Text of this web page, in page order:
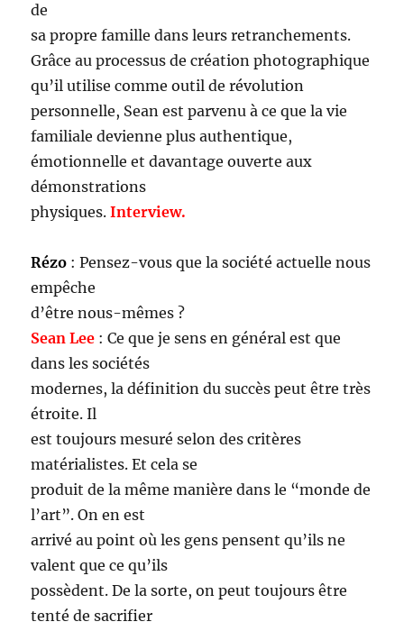
de
sa propre famille dans leurs retranchements.
Grâce au processus de création photographique
qu’il utilise comme outil de révolution
personnelle, Sean est parvenu à ce que la vie
familiale devienne plus authentique,
émotionnelle et davantage ouverte aux
démonstrations
physiques.Interview.
Rézo : Pensez-vous que la société actuelle nous
empêche
d’être nous-mêmes ?
Sean Lee : Ce que je sens en général est que
dans les sociétés
modernes, la définition du succès peut être très
étroite. Il
est toujours mesuré selon des critères
matérialistes. Et cela se
produit de la même manière dans le “monde de
l’art”. On en est
arrivé au point où les gens pensent qu’ils ne
valent que ce qu’ils
possèdent. De la sorte, on peut toujours être
tenté de sacrifier